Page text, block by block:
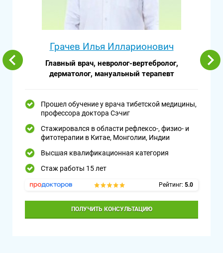
Грачев Илья Илларионович
Главный врач, невролог-вертебролог,
дерматолог, мануальный терапевт
Прошел обучение у врача тибетской медицины,
профессора доктора Сэчиг
Стажировался в области рефлексо-, физио- и
фитотерапии в Китае, Монголии, Индии
Высшая квалификационная категория
Стаж работы 15 лет
Рейтинг: 5.0
ПОЛУЧИТЬ КОНСУЛЬТАЦИЮ